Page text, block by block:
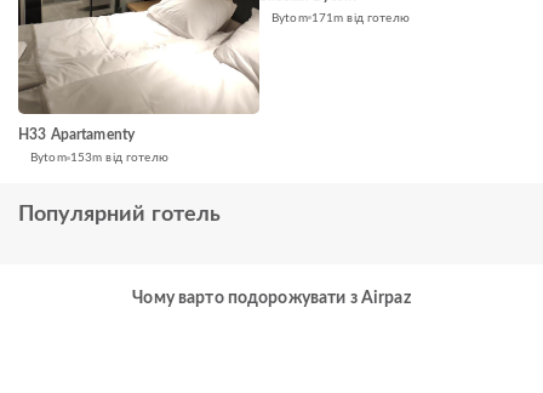
H33 Apartamenty
Bytom 153m від готелю
Bytom 171m від готелю
Популярний готель
Чому варто подорожувати з Airpaz